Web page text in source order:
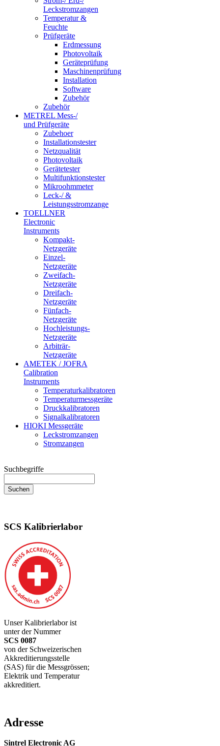
Leckstromzangen
Temperatur &
Feuchte
Prüfgeräte
Erdmessung
Photovoltaik
Geräteprüfung
Maschinenprüfung
Installation
Software
Zubehör
Zubehör
METREL Mess-/
und Prüfgeräte
Zubehoer
Installationstester
Netzqualität
Photovoltaik
Gerätetester
Multifunktionstester
Mikroohmmeter
Leck-/ &
Leistungsstromzange
TOELLNER
Electronic
Instruments
Kompakt-
Netzgeräte
Einzel-
Netzgeräte
Zweifach-
Netzgeräte
Dreifach-
Netzgeräte
Fünfach-
Netzgeräte
Hochleistungs-
Netzgeräte
Arbiträr-
Netzgeräte
AMETEK / JOFRA
Calibration
Instruments
Temperaturkalibratoren
Temperaturmessgeräte
Druckkalibratoren
Signalkalibratoren
HIOKI Messgeräte
Leckstromzangen
Stromzangen
Suchbegriffe
SCS Kalibrierlabor
Unser Kalibrierlabor ist
unter der Nummer
SCS 0087
von der Schweizerischen
Akkreditierungsstelle
(SAS) für die Messgrössen;
Elektrik und Temperatur
akkreditiert.
Adresse
Sintrel Electronic AG